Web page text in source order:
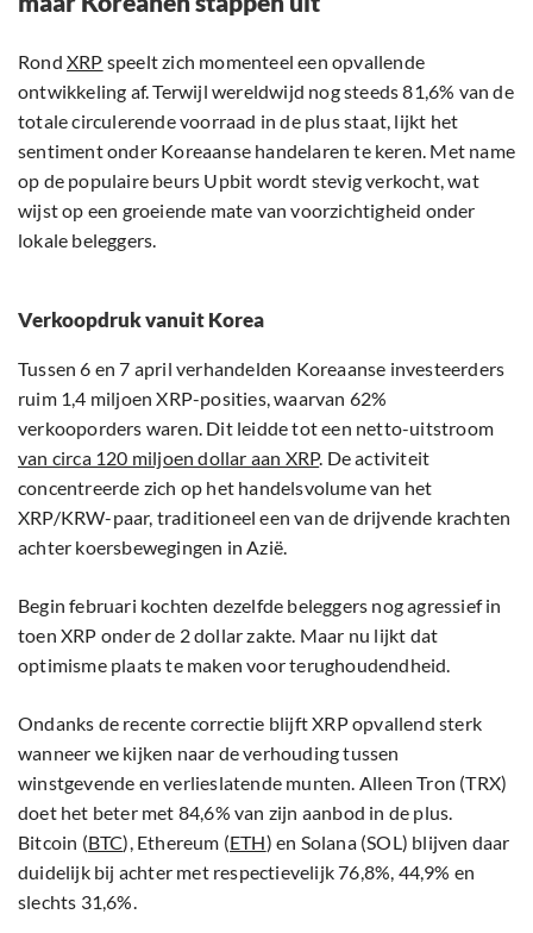
Rond XRP speelt zich momenteel een opvallende
ontwikkeling af. Terwijl wereldwijd nog steeds 81,6% van de
totale circulerende voorraad in de plus staat, lijkt het
sentiment onder Koreaanse handelaren te keren. Met name
op de populaire beurs Upbit wordt stevig verkocht, wat
wijst op een groeiende mate van voorzichtigheid onder
lokale beleggers.
Verkoopdruk vanuit Korea
Tussen 6 en 7 april verhandelden Koreaanse investeerders
ruim 1,4 miljoen XRP-posities, waarvan 62%
verkooporders waren. Dit leidde tot een netto-uitstroom
van circa 120 miljoen dollar aan XRP. De activiteit
concentreerde zich op het handelsvolume van het
XRP/KRW-paar, traditioneel een van de drijvende krachten
achter koersbewegingen in Azië.
Begin februari kochten dezelfde beleggers nog agressief in
toen XRP onder de 2 dollar zakte. Maar nu lijkt dat
optimisme plaats te maken voor terughoudendheid.
Ondanks de recente correctie blijft XRP opvallend sterk
wanneer we kijken naar de verhouding tussen
winstgevende en verlieslatende munten. Alleen Tron (TRX)
doet het beter met 84,6% van zijn aanbod in de plus.
Bitcoin (BTC), Ethereum (ETH) en Solana (SOL) blijven daar
duidelijk bij achter met respectievelijk 76,8%, 44,9% en
slechts 31,6%.